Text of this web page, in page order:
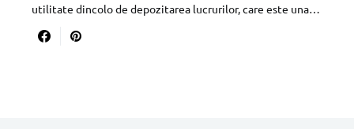
utilitate dincolo de depozitarea lucrurilor, care este una…